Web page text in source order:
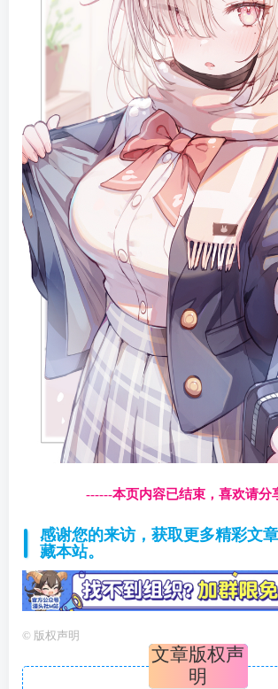
------本页内容已结束，喜欢请分
感谢您的来访，获取更多精彩文
藏本站。
© 版权声明
文章版权声
明